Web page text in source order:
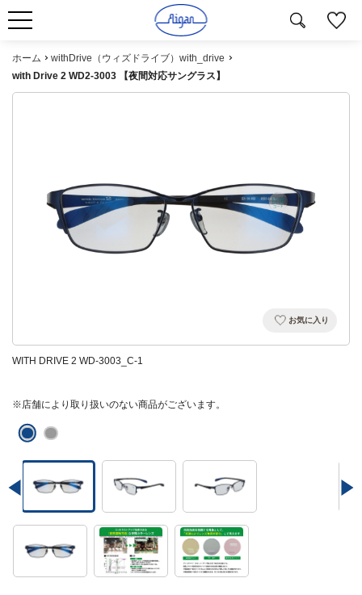
ホーム
withDrive（ウィズドライブ）with_drive
with Drive 2 WD2-3003 【夜間対応サングラス】
お気に入り
WITH DRIVE 2 WD-3003_C-1
※店舗により取り扱いのない商品がございます。